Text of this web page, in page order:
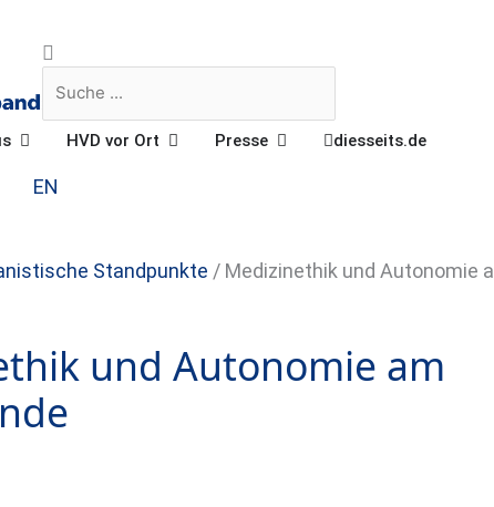
Suche
Öffne Praktischer Humanismus
HVD vor Ort Öffne HVD vor Ort
Presse Öffne Pressediesseits.de
EN
Standpunkte / Medizinethik und Autonomie
und Autonomie am